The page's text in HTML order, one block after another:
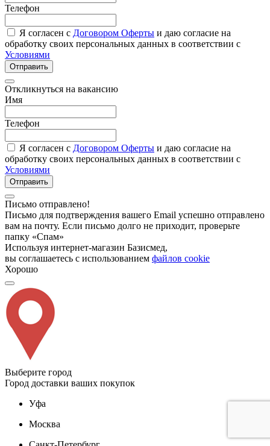
Телефон
Я согласен с Договором Оферты и даю согласие на
обработку своих персональных данных в соответствии с
Условиями
Отправить
Откликнуться на вакансию
Имя
Телефон
Я согласен с Договором Оферты и даю согласие на
обработку своих персональных данных в соответствии с
Условиями
Отправить
Письмо отправлено!
Письмо для подтверждения вашего Email успешно отправлено
вам на почту. Если письмо долго не приходит, проверьте
папку «Спам»
Используя интернет-магазин Базисмед,
вы соглашаетесь с использованием файлов cookie
Хорошо
Выберите город
Город доставки ваших покупок
Уфа
Москва